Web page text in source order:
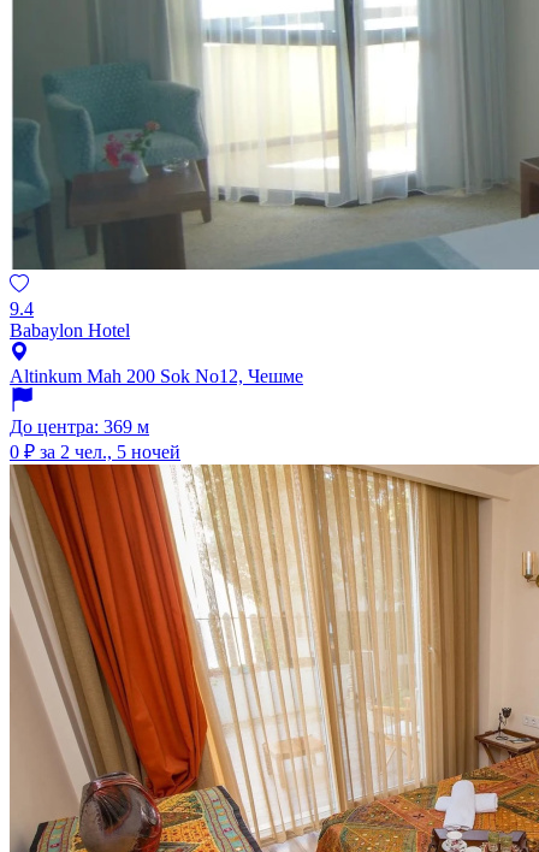
9.4
Babaylon Hotel
Altinkum Mah 200 Sok No12, Чешме
До центра: 369 м
0 ₽ за 2 чел., 5 ночей